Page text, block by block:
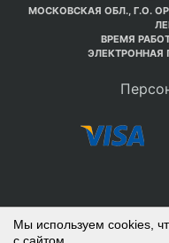
МОСКОВСКАЯ ОБЛ., Г.О.
ВРЕМЯ
ЭЛЕКТРОННАЯ
© Интернет-магазин
Мы используем cookies,